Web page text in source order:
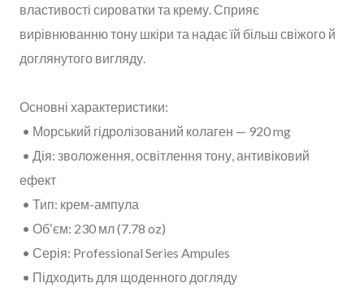
властивості сироватки та крему. Сприяє
вирівнюванню тону шкіри та надає їй більш свіжого й
доглянутого вигляду.
Основні характеристики:
• Морський гідролізований колаген — 920 mg
• Дія: зволоження, освітлення тону, антивіковий
ефект
• Тип: крем-ампула
• Обʼєм: 230 мл (7.78 oz)
• Серія: Professional Series Ampules
• Підходить для щоденного догляду